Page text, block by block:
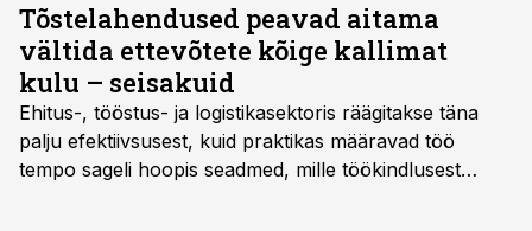
Tõstelahendused peavad aitama
vältida ettevõtete kõige kallimat
kulu – seisakuid
Ehitus-, tööstus- ja logistikasektoris räägitakse täna
palju efektiivsusest, kuid praktikas määravad töö
tempo sageli hoopis seadmed, mille töökindlusest